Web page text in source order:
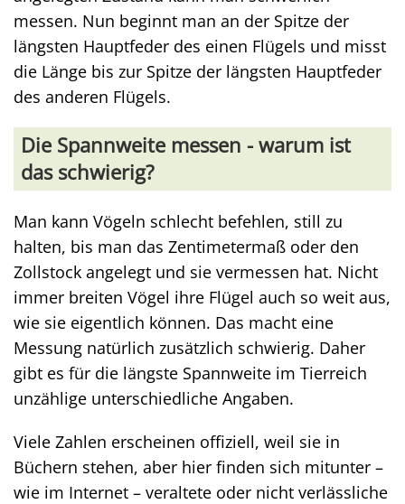
messen. Nun beginnt man an der Spitze der
längsten Hauptfeder des einen Flügels und misst
die Länge bis zur Spitze der längsten Hauptfeder
des anderen Flügels.
Die Spannweite messen - warum ist
das schwierig?
Man kann Vögeln schlecht befehlen, still zu
halten, bis man das Zentimetermaß oder den
Zollstock angelegt und sie vermessen hat. Nicht
immer breiten Vögel ihre Flügel auch so weit aus,
wie sie eigentlich können. Das macht eine
Messung natürlich zusätzlich schwierig. Daher
gibt es für die längste Spannweite im Tierreich
unzählige unterschiedliche Angaben.
Viele Zahlen erscheinen offiziell, weil sie in
Büchern stehen, aber hier finden sich mitunter –
wie im Internet – veraltete oder nicht verlässliche